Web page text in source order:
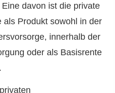
davon ist die private
als Produkt sowohl in der
innerhalb der
oder als Basisrente